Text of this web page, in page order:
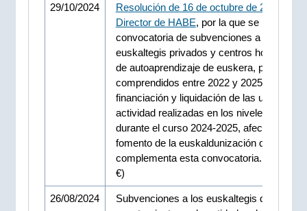
29/10/2024
Resolución de 16 de octubre de 2024, del
Director de HABE, por la que se modifica
convocatoria de subvenciones a los
euskaltegis privados y centros
de autoaprendizaje de euskera, para los
comprendidos entre 2022 y 2025, así
financiación y liquidación de las unidades
actividad realizadas en los niveles C1 y A1
durante el curso 2024-2025, afectadas por
fomento de la euskaldunización que
complementa esta convocatoria.
€)
26/08/2024
Subvenciones a los euskaltegis de los